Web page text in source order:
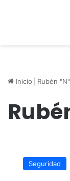
Inicio Rubén "N"
excomisionados
Seguridad